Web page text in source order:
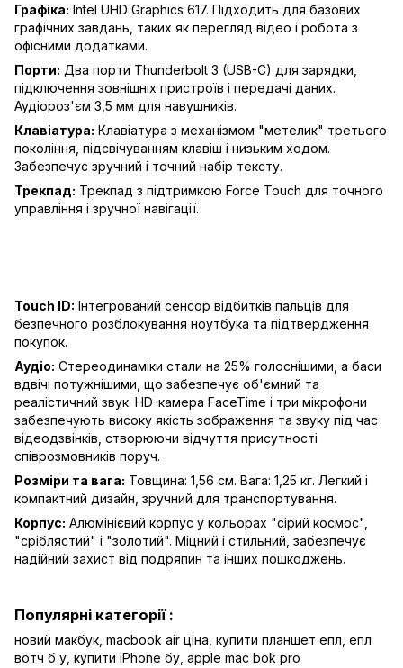
Графіка: Intel UHD Graphics 617. Підходить для базових
графічних завдань, таких як перегляд відео і робота з
офісними додатками.
Порти: Два порти Thunderbolt 3 (USB-C) для зарядки,
підключення зовнішніх пристроїв і передачі даних.
Аудіороз'єм 3,5 мм для навушників.
Клавіатура: Клавіатура з механізмом "метелик" третього
покоління, підсвічуванням клавіш і низьким ходом.
Забезпечує зручний і точний набір тексту.
Трекпад: Трекпад з підтримкою Force Touch для точного
управління і зручної навігації.
Touch ID: Інтегрований сенсор відбитків пальців для
безпечного розблокування ноутбука та підтвердження
покупок.
Аудіо: Стереодинаміки стали на 25% голоснішими, а баси
вдвічі потужнішими, що забезпечує об'ємний та
реалістичний звук. HD-камера FaceTime і три мікрофони
забезпечують високу якість зображення та звуку під час
відеодзвінків, створюючи відчуття присутності
співрозмовників поруч.
Розміри та вага: Товщина: 1,56 см. Вага: 1,25 кг. Легкий і
компактний дизайн, зручний для транспортування.
Корпус: Алюмінієвий корпус у кольорах "сірий космос",
"сріблястий" і "золотий". Міцний і стильний, забезпечує
надійний захист від подряпин та інших пошкоджень.
Популярні категорії :
новий макбук, macbook air ціна, купити планшет епл, епл
вотч б у, купити iPhone бу, apple mac bok pro